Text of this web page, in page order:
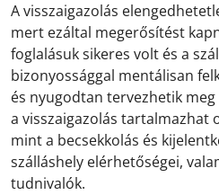
A visszaigazolás
mert ezáltal megerősítést
foglalásuk sikeres volt és a
bizonyossággal mentálisan
és nyugodtan tervezhetik meg
a visszaigazolás tartalmazhat
mint a becsekkolás és
szálláshely elérhetőségei,
tudnivalók.